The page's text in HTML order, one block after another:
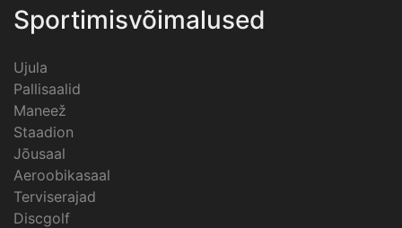
Sportimisvõimalused
Ujula
Pallisaalid
Maneež
Staadion
Jõusaal
Aeroobikasaal
Terviserajad
Discgolf